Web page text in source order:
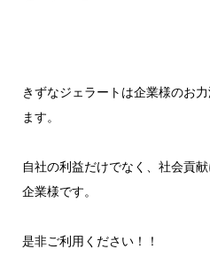
きずなジェラートは企業様のお
ます。
自社の利益だけでなく、社会貢
企業様です。
是非ご利用ください！！